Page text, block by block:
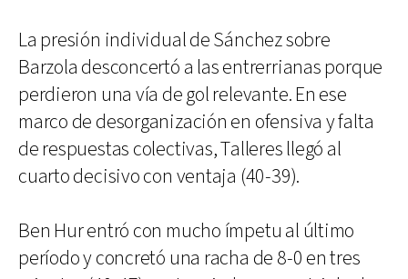
La presión individual de Sánchez sobre
Barzola desconcertó a las entrerrianas porque
perdieron una vía de gol relevante. En ese
marco de desorganización en ofensiva y falta
de respuestas colectivas, Talleres llegó al
cuarto decisivo con ventaja (40-39).
Ben Hur entró con mucho ímpetu al último
período y concretó una racha de 8-0 en tres